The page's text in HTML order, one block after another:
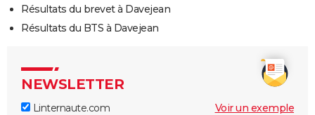
Résultats du brevet à Davejean
Résultats du BTS à Davejean
NEWSLETTER
Linternaute.com Voir un exemple